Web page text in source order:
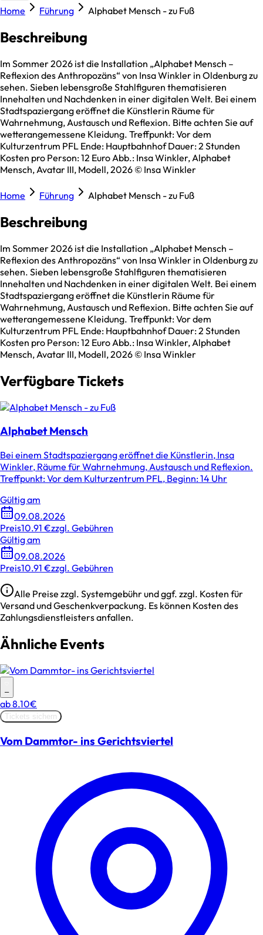
Home Führung Alphabet Mensch - zu Fuß
Beschreibung
Im Sommer 2026 ist die Installation „Alphabet Mensch –
Reflexion des Anthropozäns“ von Insa Winkler in Oldenburg zu
sehen. Sieben lebensgroße Stahlfiguren thematisieren
Innehalten und Nachdenken in einer digitalen Welt. Bei einem
Stadtspaziergang eröffnet die Künstlerin Räume für
Wahrnehmung, Austausch und Reflexion. Bitte achten Sie auf
wetterangemessene Kleidung. Treffpunkt: Vor dem
Kulturzentrum PFL Ende: Hauptbahnhof Dauer: 2 Stunden
Kosten pro Person: 12 Euro Abb.: Insa Winkler, Alphabet
Mensch, Avatar III, Modell, 2026 © Insa Winkler
Home Führung Alphabet Mensch - zu Fuß
Beschreibung
Im Sommer 2026 ist die Installation „Alphabet Mensch –
Reflexion des Anthropozäns“ von Insa Winkler in Oldenburg zu
sehen. Sieben lebensgroße Stahlfiguren thematisieren
Innehalten und Nachdenken in einer digitalen Welt. Bei einem
Stadtspaziergang eröffnet die Künstlerin Räume für
Wahrnehmung, Austausch und Reflexion. Bitte achten Sie auf
wetterangemessene Kleidung. Treffpunkt: Vor dem
Kulturzentrum PFL Ende: Hauptbahnhof Dauer: 2 Stunden
Kosten pro Person: 12 Euro Abb.: Insa Winkler, Alphabet
Mensch, Avatar III, Modell, 2026 © Insa Winkler
Verfügbare Tickets
Alphabet Mensch
Bei einem Stadtspaziergang eröffnet die Künstlerin, Insa
Winkler, Räume für Wahrnehmung, Austausch und Reflexion.
Treffpunkt: Vor dem Kulturzentrum PFL, Beginn: 14 Uhr
Gültig am
09.08.2026
Preis10.91 €zzgl. Gebühren
Gültig am
09.08.2026
Preis10.91 €zzgl. Gebühren
Alle Preise zzgl. Systemgebühr und ggf. zzgl. Kosten für
Versand und Geschenkverpackung. Es können Kosten des
Zahlungsdienstleisters anfallen.
Ähnliche Events
–
ab8.10€
Tickets sichern
Vom Dammtor- ins Gerichtsviertel